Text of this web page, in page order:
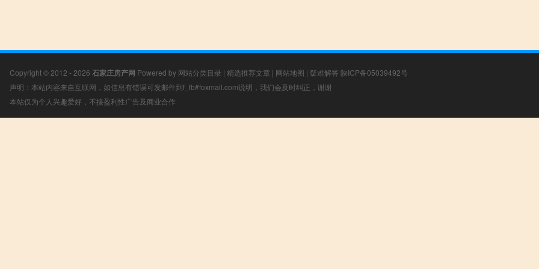
Copyright © 2012 - 2026 石家庄房产网 Powered by 网站分类目录 | 精选推荐文章 | 网站地图 | 疑难解答 陕ICP备05039492号
声明：本站内容来自互联网，如信息有错误可发邮件到f_fb#foxmail.com说明，我们会及时纠正，谢谢
本站仅为个人兴趣爱好，不接盈利性广告及商业合作